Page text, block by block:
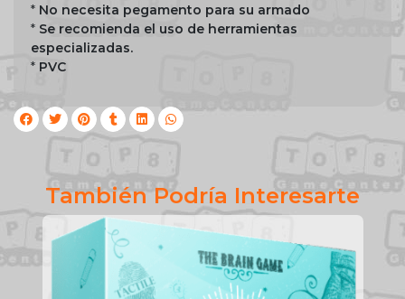
* No necesita pegamento para su armado
* Se recomienda el uso de herramientas
especializadas.
* PVC
También Podría Interesarte